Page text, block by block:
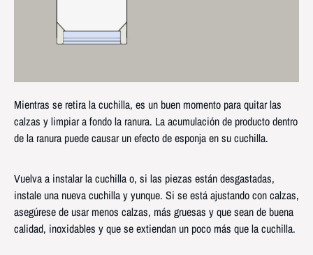
Mientras se retira la cuchilla, es un buen momento para quitar las
calzas y limpiar a fondo la ranura. La acumulación de producto dentro
de la ranura puede causar un efecto de esponja en su cuchilla.
Vuelva a instalar la cuchilla o, si las piezas están desgastadas,
instale una nueva cuchilla y yunque. Si se está ajustando con calzas,
asegúrese de usar menos calzas, más gruesas y que sean de buena
calidad, inoxidables y que se extiendan un poco más que la cuchilla.